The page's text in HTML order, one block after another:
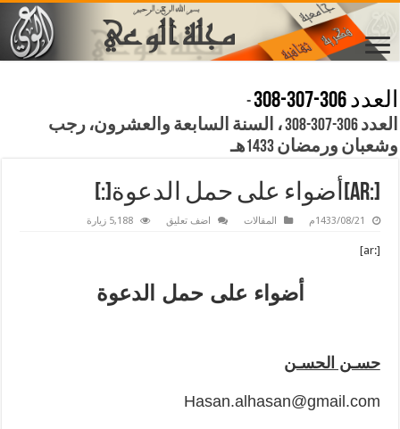
العدد 306-307-308
-
العدد 306-307-308 ، السنة السابعة والعشرون، رجب
وشعبان ورمضان 1433هـ
[:ar]أضواء على حمل الدعوة[:]
1433/08/21م المقالات اضف تعليق 5,188 زيارة
[:ar]
أضواء على حمل الدعوة
حسـن الحسـن
Hasan.alhasan@gmail.com